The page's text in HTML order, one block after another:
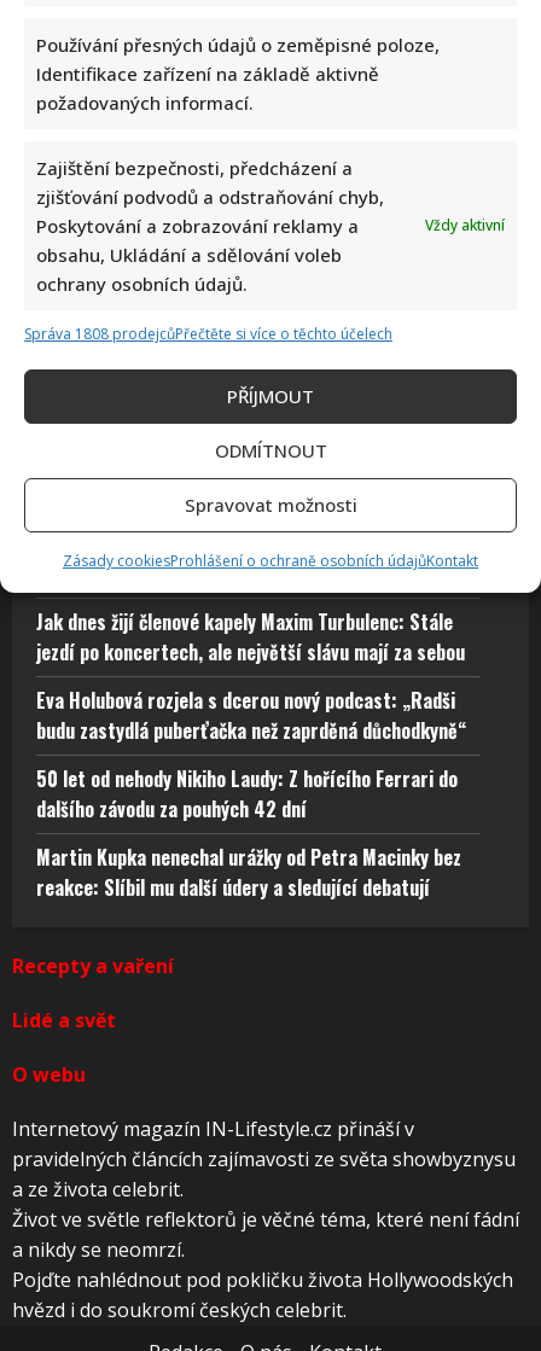
Používání přesných údajů o zeměpisné poloze,
Identifikace zařízení na základě aktivně
požadovaných informací.
Zajištění bezpečnosti, předcházení a
zjišťování podvodů a odstraňování chyb,
Poskytování a zobrazování reklamy a
obsahu, Ukládání a sdělování voleb
ochrany osobních údajů.
Vždy aktivní
Správa 1808 prodejcůPřečtěte si více o těchto účelech
PŘÍJMOUT
ODMÍTNOUT
Spravovat možnosti
Zásady cookiesProhlášení o ochraně osobních údajůKontakt
Test znalostí o legendárních večerníčcích: 10 otázek
odhalí, kdo má oblíbené pohádky stále v živé paměti
5. 8. 2026
Bydlení Michala Davida ve středomořském stylu: V
pražské vile ma k dispozici i bazén a vnitřní atrium
zná slavné tváře domácího filmu opravdu dokonale
Jak dnes žijí členové kapely Maxim Turbulenc: Stále
jezdí po koncertech, ale největší slávu mají za sebou
Eva Holubová rozjela s dcerou nový podcast: „Radši
budu zastydlá puberťačka než zaprděná důchodkyně“
50 let od nehody Nikiho Laudy: Z hořícího Ferrari do
dalšího závodu za pouhých 42 dní
Martin Kupka nenechal urážky od Petra Macinky bez
reakce: Slíbil mu další údery a sledující debatují
Recepty a vaření
Lidé a svět
O webu
Internetový magazín IN-Lifestyle.cz přináší v
pravidelných článcích zajímavosti ze světa showbyznysu
a ze života celebrit.
Život ve světle reflektorů je věčné téma, které není fádní
a nikdy se neomrzí.
Pojďte nahlédnout pod pokličku života Hollywoodských
hvězd i do soukromí českých celebrit.